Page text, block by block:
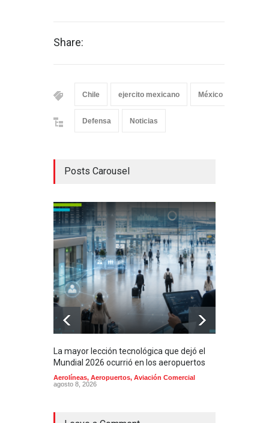
Share:
Chile ejercito mexicano México
Defensa Noticias
Posts Carousel
La mayor lección tecnológica que dejó el
Mundial 2026 ocurrió en los aeropuertos
Aerolíneas, Aeropuertos, Aviación Comercial
agosto 8, 2026